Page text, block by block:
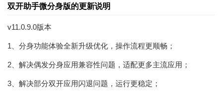
双开助手微分身版的更新说明
v11.0.9.0版本
1、分身功能体验全新升级优化，操作流程更顺畅；
2、解决偶发分身应用兼容性问题，适配更多主流应用；
3、解决部分双开应用闪退问题，运行更稳定；